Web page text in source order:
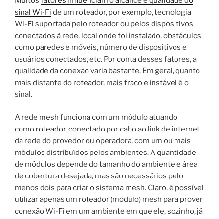
sinal Wi-Fi de um roteador, por exemplo, tecnologia
Wi-Fi suportada pelo roteador ou pelos dispositivos
conectados à rede, local onde foi instalado, obstáculos
como paredes e móveis, número de dispositivos e
usuários conectados, etc. Por conta desses fatores, a
qualidade da conexão varia bastante. Em geral, quanto
mais distante do roteador, mais fraco e instável é o
sinal.
A rede mesh funciona com um módulo atuando
como roteador, conectado por cabo ao link de internet
da rede do provedor ou operadora, com um ou mais
módulos distribuídos pelos ambientes. A quantidade
de módulos depende do tamanho do ambiente e área
de cobertura desejada, mas são necessários pelo
menos dois para criar o sistema mesh. Claro, é possível
utilizar apenas um roteador (módulo) mesh para prover
conexão Wi-Fi em um ambiente em que ele, sozinho, já